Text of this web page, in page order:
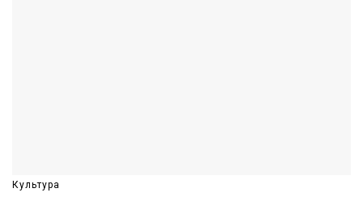
Культура